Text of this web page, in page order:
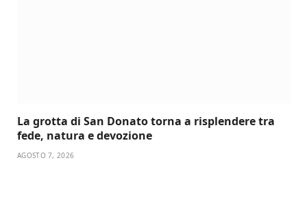
La grotta di San Donato torna a risplendere tra
fede, natura e devozione
AGOSTO 7, 2026